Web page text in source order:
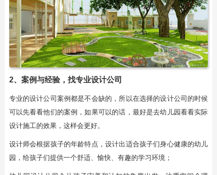
2、案例与经验，找专业设计公司
专业的设计公司案例都是不会缺的，所以在选择的设计公司的时候
可以先看看他们的案例，如果可以的话，最好是去幼儿园看看实际
设计施工的效果，这样会更好。
设计师会根据孩子的年龄特点，设计出适合孩子们身心健康的幼儿
园，给孩子们提供一个舒适、愉快、有趣的学习环境；